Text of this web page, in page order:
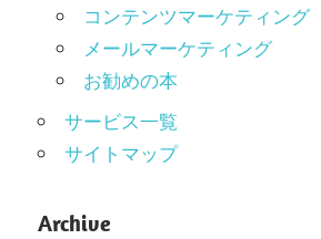
コンテンツマーケティング
メールマーケティング
お勧めの本
サービス一覧
サイトマップ
Archive